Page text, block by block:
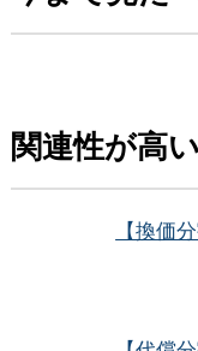
関連性が高
【換価